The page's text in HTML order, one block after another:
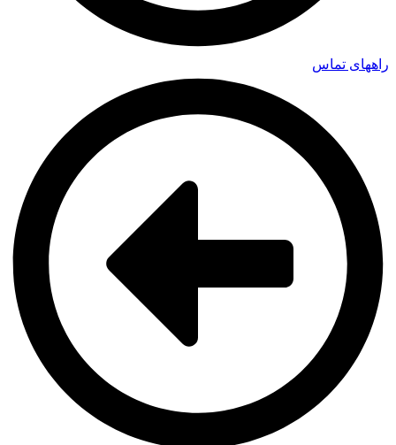
راههای تماس